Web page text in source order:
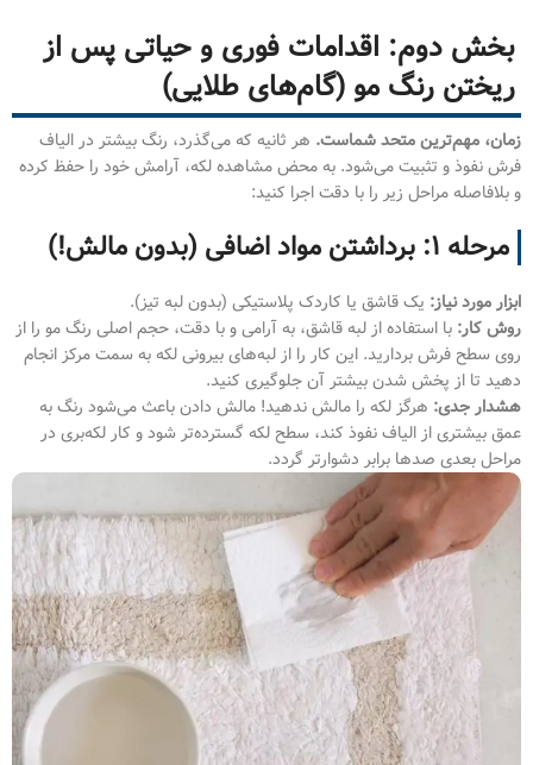
بخش دوم: اقدامات فوری و حیاتی پس از
ریختن رنگ مو (گام‌های طلایی)
زمان، مهم‌ترین متحد شماست. هر ثانیه که می‌گذرد، رنگ بیشتر در الیاف
فرش نفوذ و تثبیت می‌شود. به محض مشاهده لکه، آرامش خود را حفظ کرده
و بلافاصله مراحل زیر را با دقت اجرا کنید:
مرحله ۱: برداشتن مواد اضافی (بدون مالش!)
ابزار مورد نیاز: یک قاشق یا کاردک پلاستیکی (بدون لبه تیز).
روش کار: با استفاده از لبه قاشق، به آرامی و با دقت، حجم اصلی رنگ مو را از
روی سطح فرش بردارید. این کار را از لبه‌های بیرونی لکه به سمت مرکز انجام
دهید تا از پخش شدن بیشتر آن جلوگیری کنید.
هشدار جدی: هرگز لکه را مالش ندهید! مالش دادن باعث می‌شود رنگ به
عمق بیشتری از الیاف نفوذ کند، سطح لکه گسترده‌تر شود و کار لکه‌بری در
مراحل بعدی صدها برابر دشوارتر گردد.